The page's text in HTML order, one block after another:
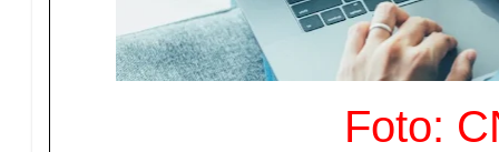
Foto: